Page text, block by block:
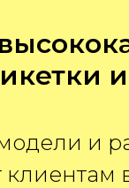
и
клиентам